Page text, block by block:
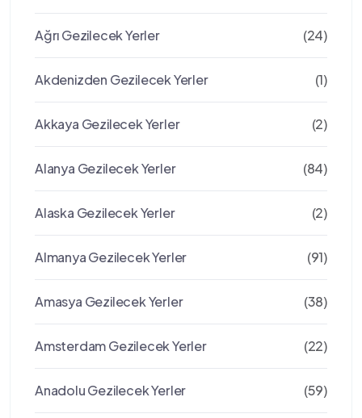
Ağrı Gezilecek Yerler (24)
Akdenizden Gezilecek Yerler (1)
Akkaya Gezilecek Yerler (2)
Alanya Gezilecek Yerler (84)
Alaska Gezilecek Yerler (2)
Almanya Gezilecek Yerler (91)
Amasya Gezilecek Yerler (38)
Amsterdam Gezilecek Yerler (22)
Anadolu Gezilecek Yerler (59)